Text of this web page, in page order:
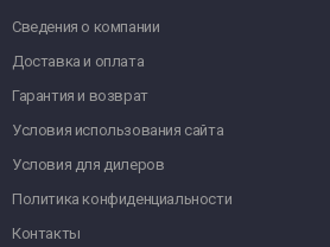
Сведения о компании
Доставка и оплата
Гарантия и возврат
Условия использования сайта
Условия для дилеров
Политика конфиденциальности
Контакты